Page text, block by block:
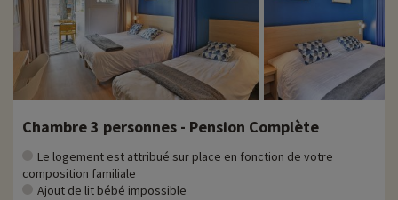
Chambre 3 personnes - Pension Complète
Le logement est attribué sur place en fonction de votre
composition familiale
Ajout de lit bébé impossible